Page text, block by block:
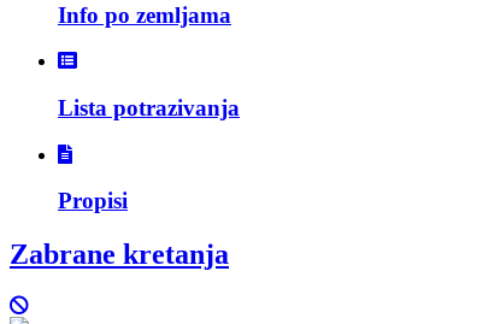
Info po zemljama
Lista potrazivanja
Propisi
Zabrane kretanja